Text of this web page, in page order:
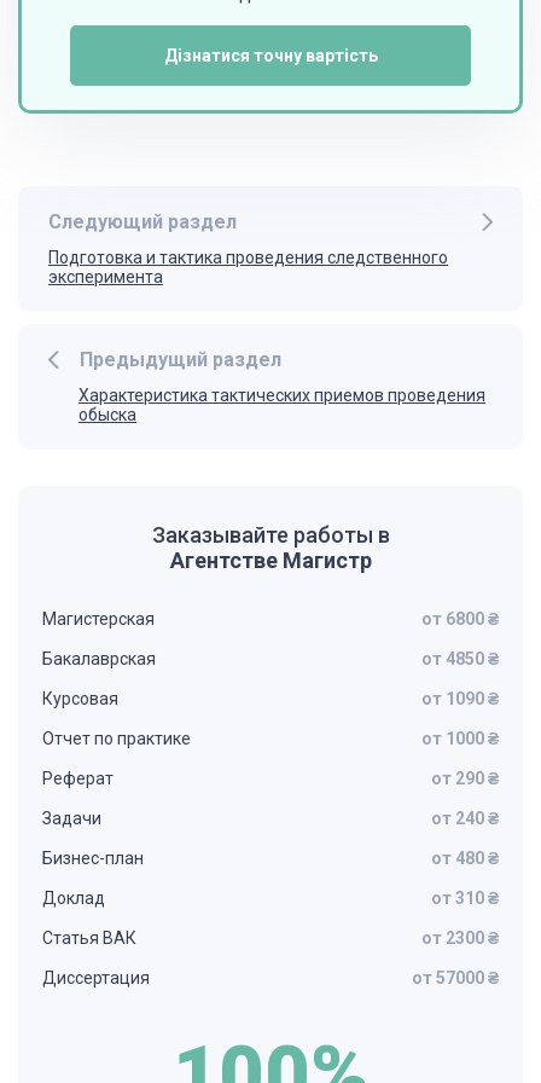
Дізнатися точну вартість
Предыдущий раздел
Характеристика тактических приемов проведения
обыска
Следующий раздел
Подготовка и тактика проведения следственного
эксперимента
Заказывайте работы в
Агентстве Магистр
Магистерская от 6800 ₴
Бакалаврская от 4850 ₴
Курсовая от 1090 ₴
Отчет по практике от 1000 ₴
Реферат от 290 ₴
Задачи от 240 ₴
Бизнес-план от 480 ₴
Доклад от 310 ₴
Статья ВАК от 2300 ₴
Диссертация от 57000 ₴